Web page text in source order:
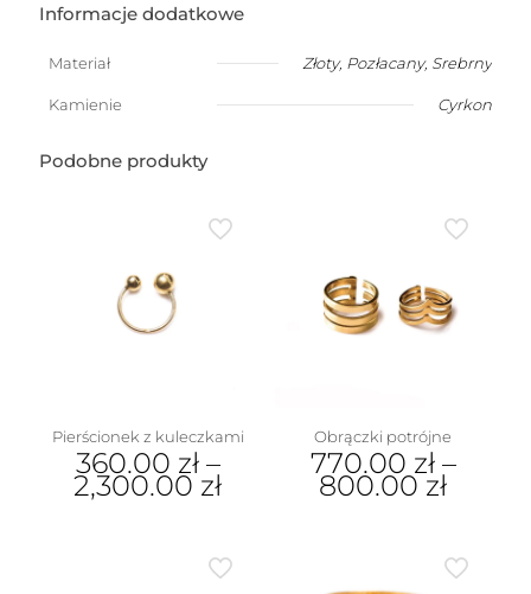
o
brylantowym
5mm
kolor
Informacje dodatkowe
Materiał Złoty, Pozłacany, Srebrny
Kamienie Cyrkon
Podobne produkty
Pierścionek z kuleczkami
360.00 zł–
2,300.00 zł
Obrączki potrójne
770.00 zł–
800.00 zł